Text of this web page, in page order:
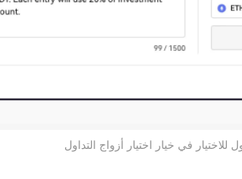
للاختيار في خيار اختيار أزواج التداول